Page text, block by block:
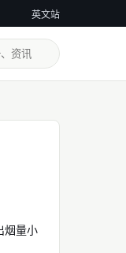
英文站
烟量小